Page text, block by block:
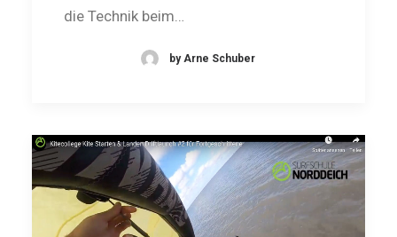
die Technik beim…
by Arne Schuber